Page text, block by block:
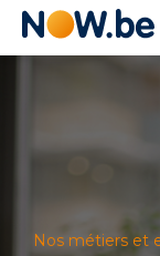
Nos métiers et